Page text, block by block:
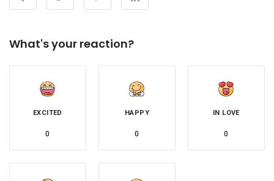
What's your reaction?
EXCITED
0
HAPPY
0
IN LOVE
0